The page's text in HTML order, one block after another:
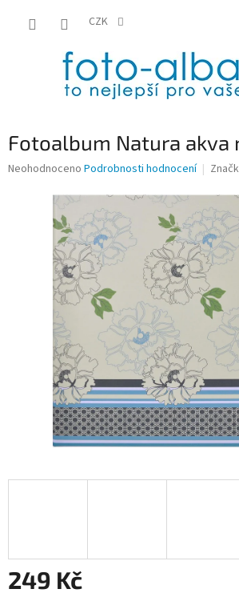
CZK
Fotoalbum Natura akva
Průměrné
hvězdiček.
Neohodnoceno Podrobnosti hodnocení
249 Kč